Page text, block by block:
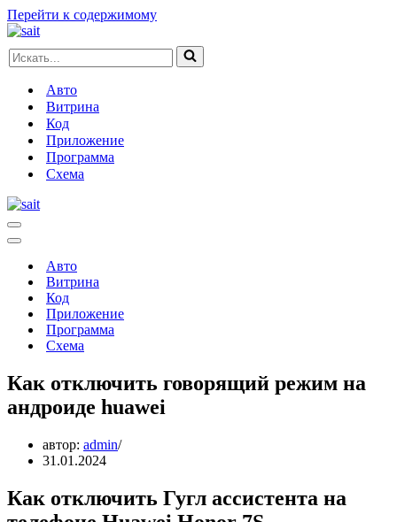
Перейти к содержимому
Искать...
Авто
Витрина
Код
Приложение
Программа
Схема
Меню
навигации
Меню
навигацииАвто
Витрина
Код
Приложение
Программа
Схема
Как отключить говорящий режим на
андроиде huawei
автор: admin
31.01.2024
Как отключить Гугл ассистентa на